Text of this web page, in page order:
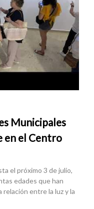
Municipales
en el Centro
el próximo 3 de julio,
edades que han
entre la luz y la